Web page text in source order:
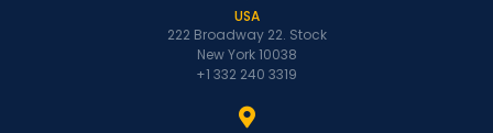
USA
222 Broadway 22. Stock
New York 10038
+1 332 240 3319